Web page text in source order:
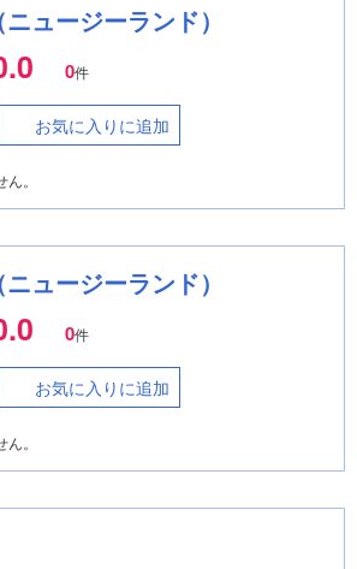
ュージーランド）
0件
お気に入りに追加
。
ュージーランド）
0件
お気に入りに追加
。